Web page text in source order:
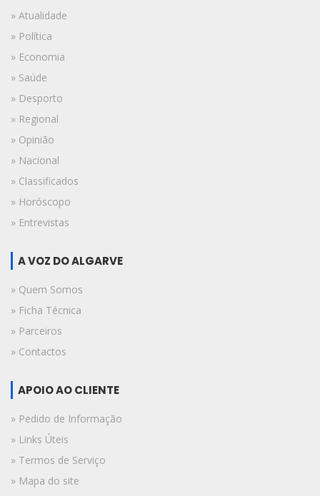
» Atualidade
» Política
» Economia
» Saúde
» Desporto
» Regional
» Opinião
» Nacional
» Classificados
» Horóscopo
» Entrevistas
A VOZ DO ALGARVE
» Quem Somos
» Ficha Técnica
» Parceiros
» Contactos
APOIO AO CLIENTE
» Pedido de Informação
» Links Úteis
» Termos de Serviço
» Mapa do site